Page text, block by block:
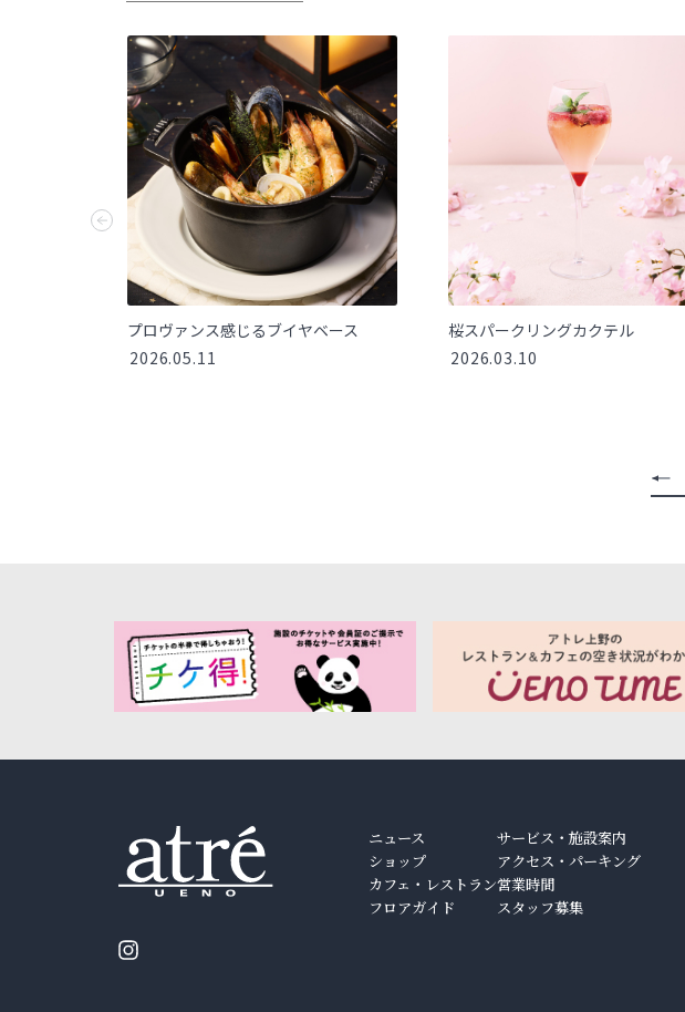
プロヴァンス感じるブイヤベース
2026.05.11
桜スパークリングカクテル
2026.03.10
ニュース
ショップ
カフェ・レストラン
フロアガイド
サービス・施設案内
アクセス・パーキング
営業時間
スタッフ募集